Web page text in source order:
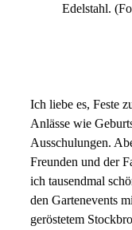
Edelstahl.
Ich liebe es, Feste
Anlässe wie
Ausschulungen.
Freunden und der
ich tausendmal
den Gartenevents
geröstetem